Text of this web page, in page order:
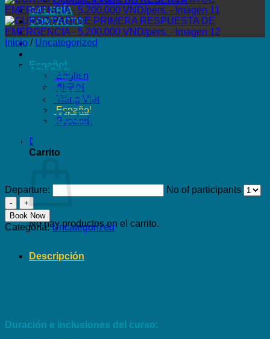
GALERÍA
CONTACTO
Español
English
한국어
Tiếng Việt
Español
Русский
0
Carrito
No hay productos en el carrito.
Inicio / Uncategorized
CURSO PADI DE PRIMERA
RESPUESTA DE
EMERGENCIA – 5.200.000
VND/pers.
Departure:
No of participants
CURSO
PADI
DE
PRIMERA
DE
Book Now
Categoría:Uncategorized
Descripción
Duración e inclusiones del curso: